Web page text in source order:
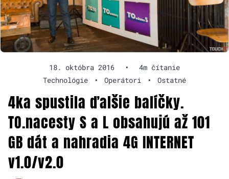
18. októbra 2016 •
4m čítanie
Technológie
• Operátori • Ostatné
4ka spustila ďalšie balíčky.
TO.nacesty S a L obsahujú až 101
GB dát a nahradia 4G INTERNET
v1.0/v2.0